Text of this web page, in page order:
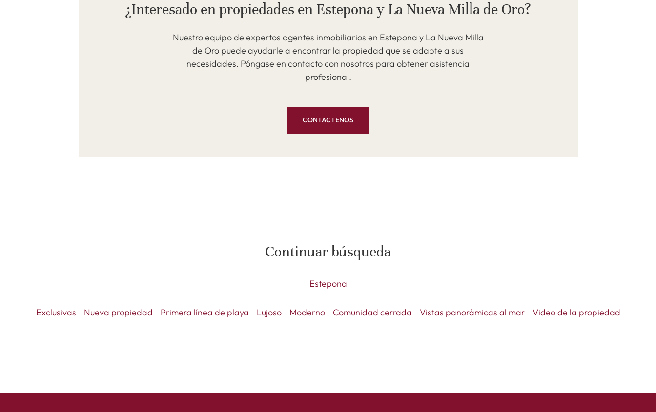
¿Interesado en propiedades en Estepona y La Nueva Milla de Oro?
Nuestro equipo de expertos agentes inmobiliarios en Estepona y La Nueva Milla
de Oro puede ayudarle a encontrar la propiedad que se adapte a sus
necesidades. Póngase en contacto con nosotros para obtener asistencia
profesional.
CONTACTENOS
Continuar búsqueda
Estepona
Exclusivas Nueva propiedad Primera línea de playa Lujoso Moderno Comunidad cerrada Vistas panorámicas al mar Video de la propiedad